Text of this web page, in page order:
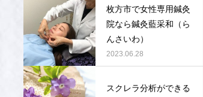
枚方市で女性専用鍼灸
院なら鍼灸藍采和（ら
んさいわ）
2023.06.28
スクレラ分析ができる